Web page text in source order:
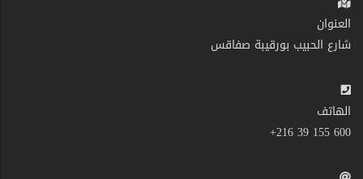
العنوان
شارع الحبيب بورقيبة صفاقس
الهاتف
600 155 39 216+